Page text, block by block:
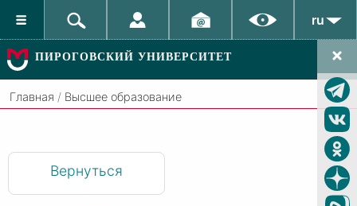
ru
ПИРОГОВСКИЙ УНИВЕРСИТЕТ
Главная / Высшее образование
Вернуться